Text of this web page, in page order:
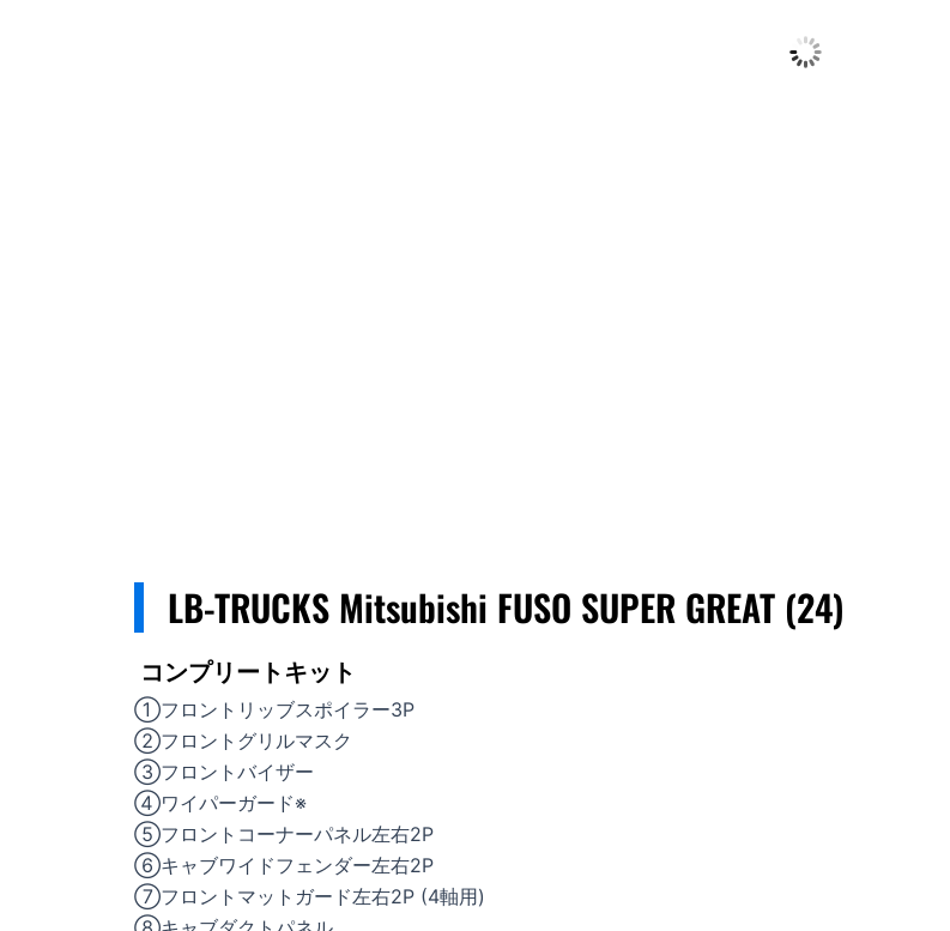
LB-TRUCKS Mitsubishi FUSO SUPER GREAT (24)
コンプリートキット
①フロントリッブスポイラー3P
②フロントグリルマスク
③フロントバイザー
④ワイパーガード※
⑤フロントコーナーパネル左右2P
⑥キャブワイドフェンダー左右2P
⑦フロントマットガード左右2P (4軸用)